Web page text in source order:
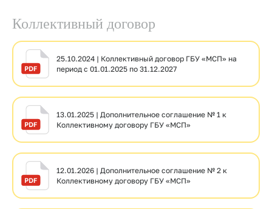
Коллективный договор
25.10.2024 | Коллективный договор ГБУ «МСП» на
период с 01.01.2025 по 31.12.2027
13.01.2025 | Дополнительное соглашение № 1 к
Коллективному договору ГБУ «МСП»
12.01.2026 | Дополнительное соглашение № 2 к
Коллективному договору ГБУ «МСП»